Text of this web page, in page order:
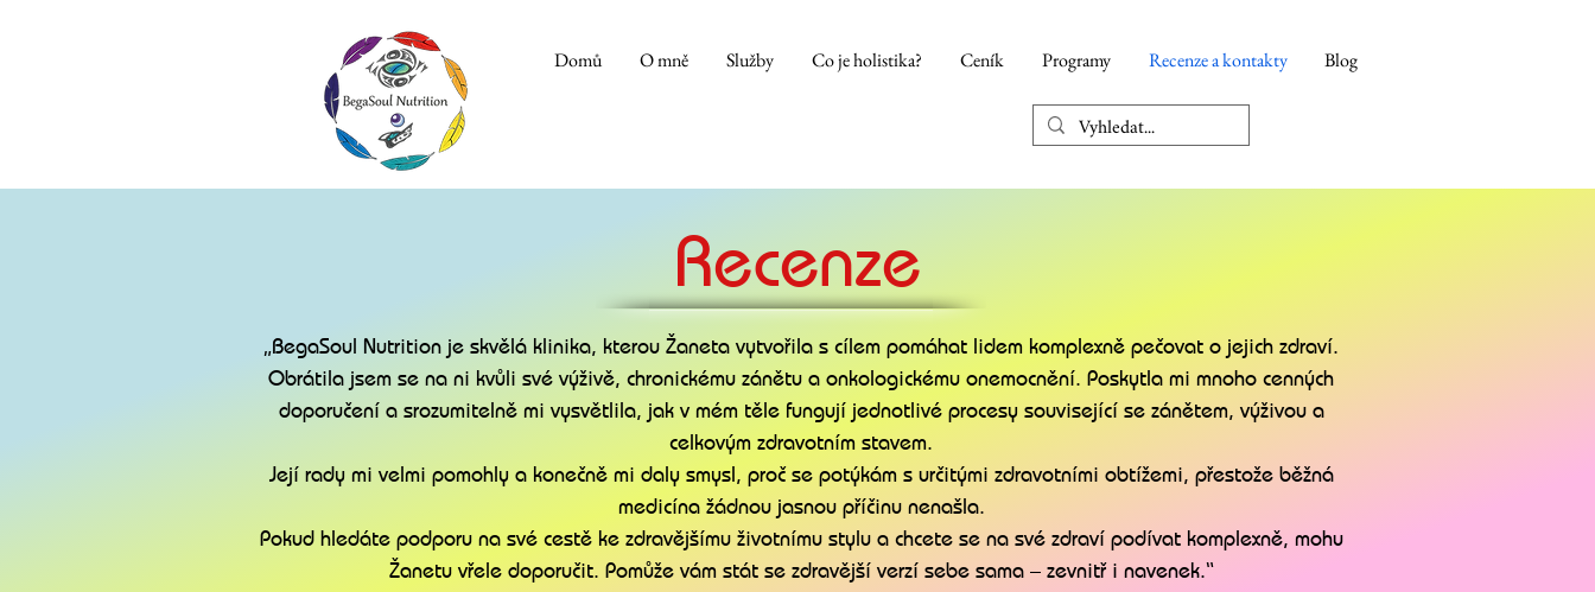
Domů O mně Služby Co je holistika? Ceník Programy Recenze a kontakty Blog
Recenze
„BegaSoul Nutrition je skvělá klinika, kterou Žaneta vytvořila s cílem pomáhat lidem komplexně pečovat o jejich zdraví.
Obrátila jsem se na ni kvůli své výživě, chronickému zánětu a onkologickému onemocnění. Poskytla mi mnoho cenných
doporučení a srozumitelně mi vysvětlila, jak v mém těle fungují jednotlivé procesy související se zánětem, výživou a
celkovým zdravotním stavem.
Její rady mi velmi pomohly a konečně mi daly smysl, proč se potýkám s určitými zdravotními obtížemi, přestože běžná
medicína žádnou jasnou příčinu nenašla.
Pokud hledáte podporu na své cestě ke zdravějšímu životnímu stylu a chcete se na své zdraví podívat komplexně, mohu
Žanetu vřele doporučit. Pomůže vám stát se zdravější verzí sebe sama – zevnitř i navenek.“